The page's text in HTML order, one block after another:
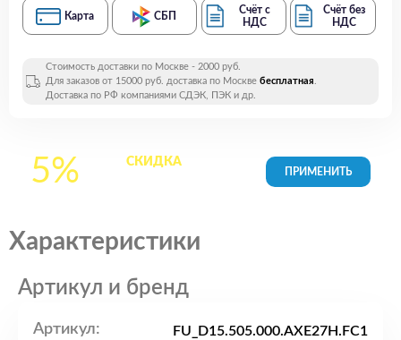
Карта СБП
Счёт с
НДС
Счёт без
НДС
Стоимость доставки по Москве - 2000 руб.
Для заказов от 15000 руб. доставка по Москве бесплатная.
Доставка по РФ компаниями СДЭК, ПЭК и др.
5% СКИДКАна все
Характеристики
Артикул и бренд
Артикул: FU_D15.505.000.AXE27H.FC1